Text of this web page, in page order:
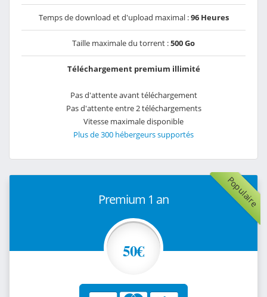
Temps de download et d'upload maximal :96 Heures
Taille maximale du torrent :500 Go
Téléchargement premium illimité
Pas d'attente avant téléchargement
Pas d'attente entre 2 téléchargements
Vitesse maximale disponible
Plus de 300 hébergeurs supportés
Populaire
Premium 1 an
50€